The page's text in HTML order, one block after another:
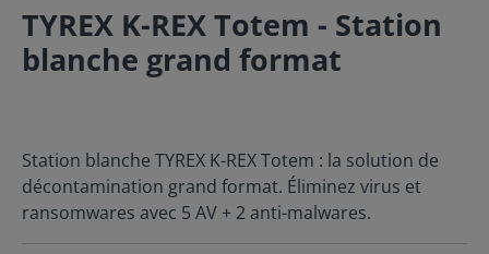
TYREX K-REX Totem - Station
blanche grand format
Station blanche TYREX K-REX Totem : la solution de
décontamination grand format. Éliminez virus et
ransomwares avec 5 AV + 2 anti-malwares.